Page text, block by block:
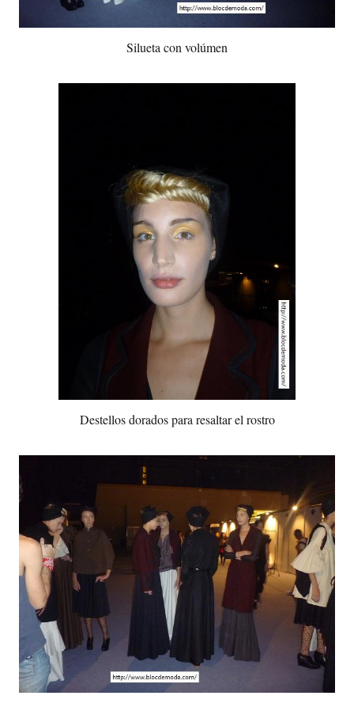
Silueta con volúmen
Destellos dorados para resaltar el rostro